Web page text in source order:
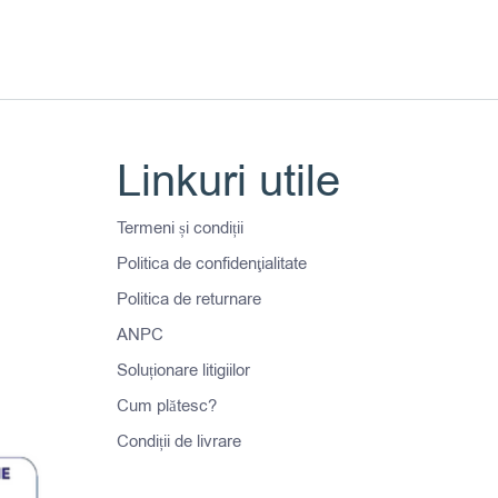
Linkuri utile
Termeni și condiții
Politica de confidenţialitate
Politica de returnare
ANPC
Soluționare litigiilor
Cum plătesc?
Condiții de livrare